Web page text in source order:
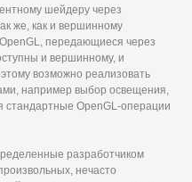
шейдеру через
же, как и вершинному
передающиеся через
и вершинному, и
возможно реализовать
например выбор освещения,
стандартные OpenGL-операции
разработчиком
нечасто